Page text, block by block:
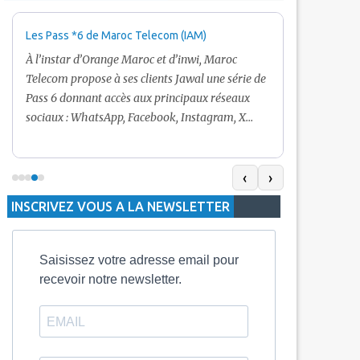
Les Pass *6 de Maroc Telecom (IAM)
À l’instar d’Orange Maroc et d’inwi, Maroc
Telecom propose à ses clients Jawal une série de
Pass 6 donnant accès aux principaux réseaux
sociaux : WhatsApp, Facebook, Instagram, X
5 Dh inclut 100 Mo, le Pass 10 Dh offre 400 Mo,
tandis que les formules à 20 Dh et 30 Dh
proposent respectivement 1 Go et 2 Go. Les
durées de validité sont de 3 jours pour
‹ ›
INSCRIVEZ VOUS A LA NEWSLETTER
Saisissez votre adresse email pour
recevoir notre newsletter.